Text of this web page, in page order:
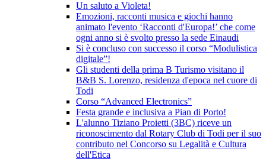
Un saluto a Violeta!
Emozioni, racconti musica e giochi hanno
animato l'evento ‘Racconti d'Europa!’ che come
ogni anno si è svolto presso la sede Einaudi
Si è concluso con successo il corso “Modulistica
digitale”!
Gli studenti della prima B Turismo visitano il
B&B S. Lorenzo, residenza d'epoca nel cuore di
Todi
Corso “Advanced Electronics”
Festa grande e inclusiva a Pian di Porto!
L'alunno Tiziano Proietti (3BC) riceve un
riconoscimento dal Rotary Club di Todi per il suo
contributo nel Concorso su Legalità e Cultura
dell'Etica